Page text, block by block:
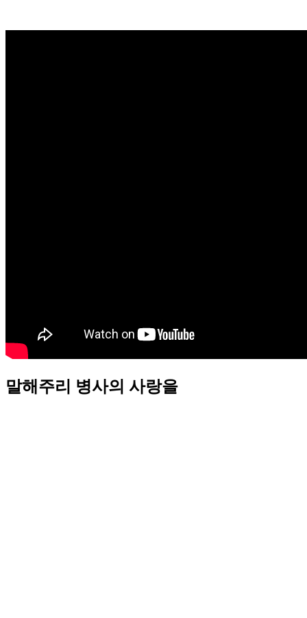
말해주리 병사의 사랑을